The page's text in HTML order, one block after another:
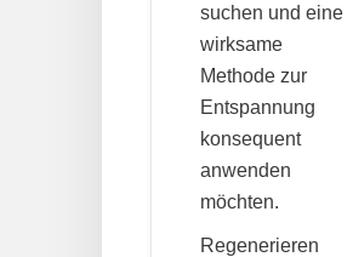
suchen und eine
wirksame
Methode zur
Entspannung
konsequent
anwenden
möchten.
Regenerieren